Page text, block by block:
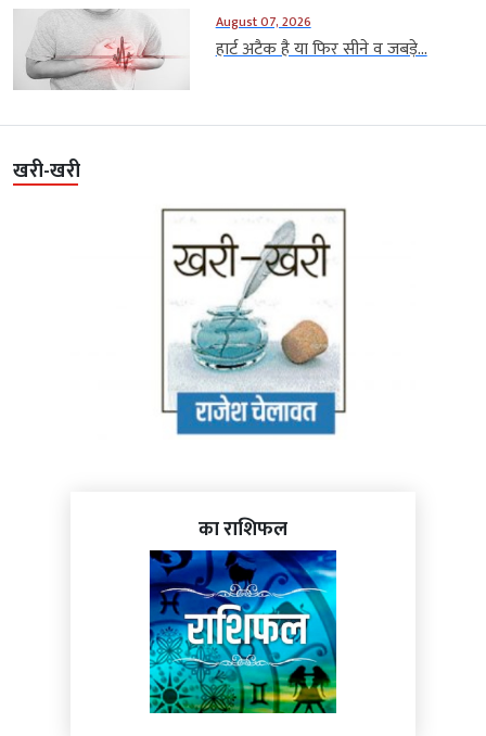
August 07, 2026
हार्ट अटैक है या फिर सीने व जबड़े...
खरी-खरी
का राशिफल